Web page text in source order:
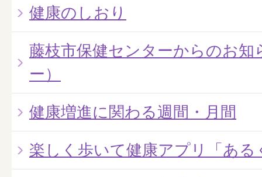
健康のしおり
藤枝市保健センターからのお知
ー）
健康増進に関わる週間・月間
楽しく歩いて健康アプリ「ある